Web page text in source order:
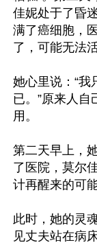
佳妮处于了昏
满了癌细胞，
了，可能无法
她心里说：“我
已。”原来人
用。
第二天早上，
了医院，莫尔
计再醒来的可
此时，她的灵
见丈夫站在病